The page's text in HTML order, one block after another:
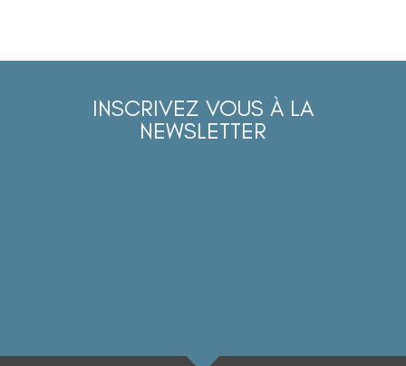
INSCRIVEZ VOUS À LA
NEWSLETTER